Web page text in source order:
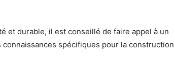
et durable, il est conseillé de faire appel à un
spécifiques pour la construction